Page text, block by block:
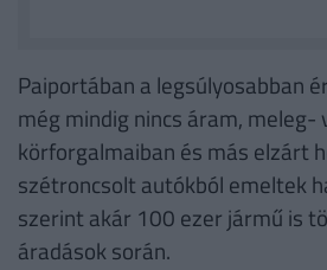
Paiportában a legsúlyosabban
még mindig nincs áram, meleg-
körforgalmaiban és más elzárt
szétroncsolt autókból emeltek
szerint akár 100 ezer jármű is
áradások során.